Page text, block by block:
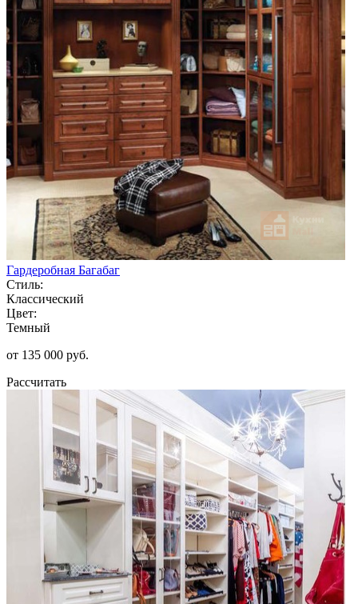
Гардеробная Багабаг
Стиль:
Классический
Цвет:
Темный
от 135 000 руб.
Рассчитать